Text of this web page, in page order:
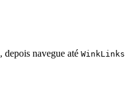
, depois navegue até WinkLinks